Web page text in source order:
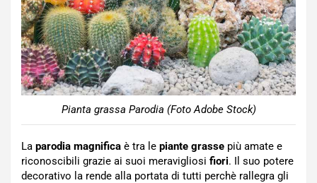
Pianta grassa Parodia (Foto Adobe Stock)
La parodia magnifica è tra le piante grasse più amate e
riconoscibili grazie ai suoi meravigliosi fiori. Il suo potere
decorativo la rende alla portata di tutti perchè rallegra gli